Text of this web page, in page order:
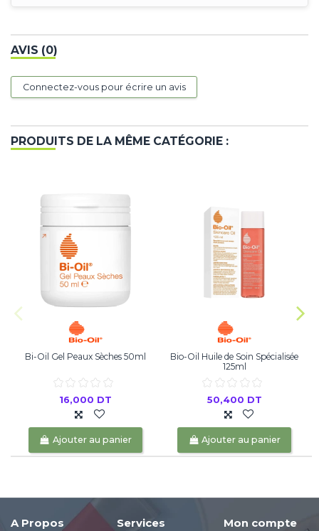
AVIS (0)
Connectez-vous pour écrire un avis
PRODUITS DE LA MÊME CATÉGORIE :
Bi-Oil Gel Peaux Sèches 50ml
16,000 DT
Ajouter au panier
Bio-Oil Huile de Soin Spécialisée
125ml
50,400 DT
Ajouter au panier
A Propos Services Mon compte